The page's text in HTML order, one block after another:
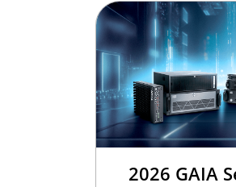
2026 GAIA